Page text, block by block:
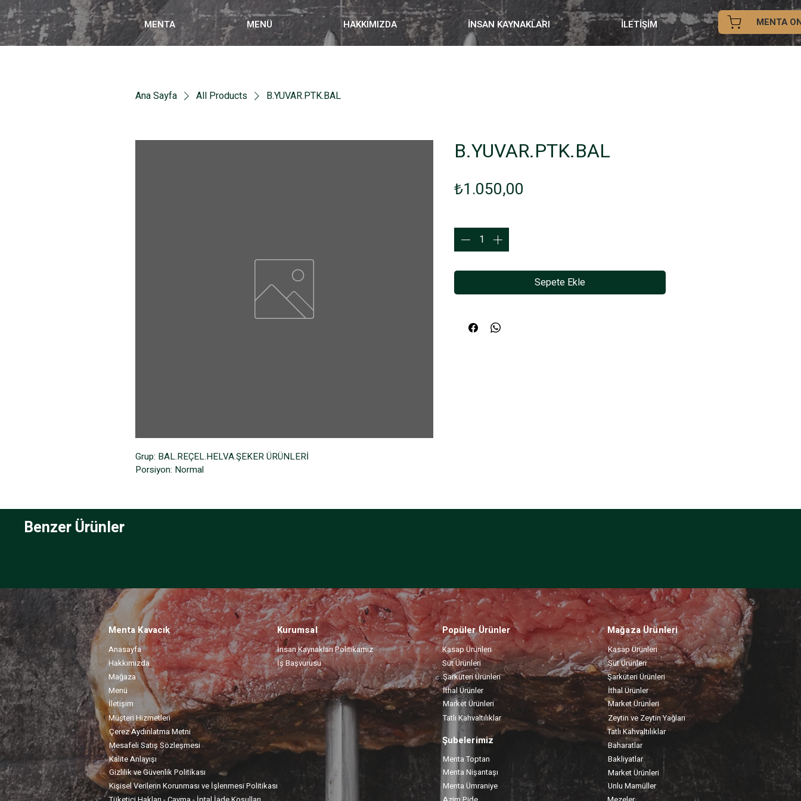
MENTA MENÜ HAKKIMIZDA İNSAN KAYNAKLARI İLETİŞİM MENTA
Ana Sayfa All Products B.YUVAR.PTK.BAL
Grup: BAL.REÇEL.HELVA.ŞEKER ÜRÜNLERİ
Porsiyon: Normal
B.YUVAR.PTK.BAL
₺1.050,00
Sepete Ekle
Benzer Ürünler
Menta Kavacık
Anasayfa
Hakkımızda
Kurumsal
İnsan Kaynakları Politikamız
İş Başvurusu
Mağaza
Menü
İletişim
Müşteri Hizmetleri
Çerez Aydınlatma Metni
Mesafeli Satış Sözleşmesi
Kalite Anlayışı
Gizlilik ve Güvenlik Politikası
Kişisel Verilerin Korunması ve İşlenmesi Politikası
Popüler Ürünler
Kasap Ürünleri
Süt Ürünleri
Şarküteri Ürünleri
İthal Ürünler
Market Ürünleri
Tatlı Kahvaltılıklar
Şubelerimiz
Menta Toptan
Menta Nişantaşı
Menta Ümraniye
Mağaza Ürünleri
Kasap Ürünleri
Süt Ürünleri
Şarküteri Ürünleri
İthal Ürünler
Market Ürünleri
Zeytin ve Zeytin Yağları
Tatlı Kahvaltılıklar
Baharatlar
Bakliyatlar
Market Ürünleri
Unlu Mamüller